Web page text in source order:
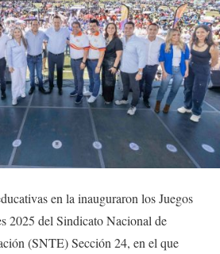
en la inauguraron los Juegos
2025 del Sindicato Nacional de
(SNTE) Sección 24, en el que